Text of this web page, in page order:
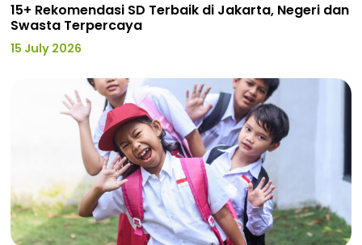
15+ Rekomendasi SD Terbaik di Jakarta, Negeri dan
Swasta Terpercaya
15 July 2026